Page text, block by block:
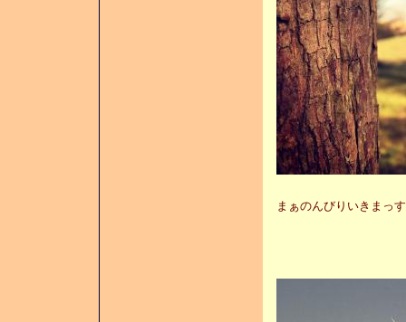
まぁのんびりいきまっ